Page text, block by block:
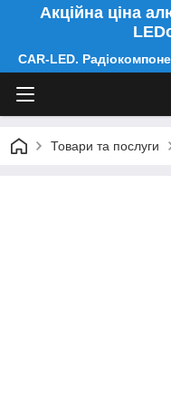
Акційна ціна
CAR-LED.
Товари та послуги